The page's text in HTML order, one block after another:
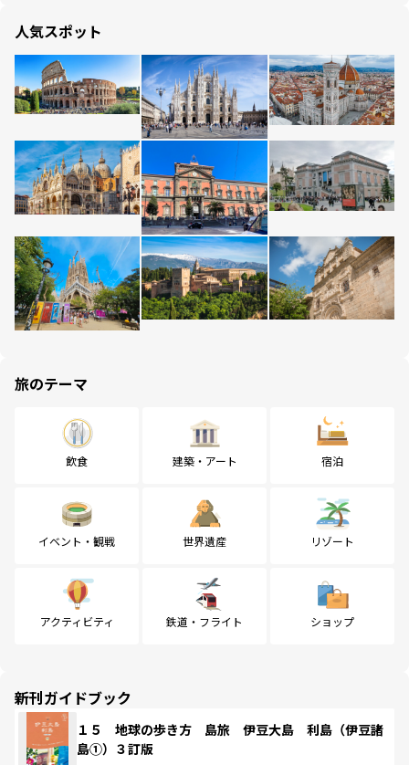
人気スポット
旅のテーマ
飲食 建築・アート 宿泊
イベント・観戦 世界遺産 リゾート
アクティビティ 鉄道・フライト ショップ
新刊ガイドブック
１５ 地球の歩き方 島旅 伊豆大島 利島（伊豆諸
島①）３訂版